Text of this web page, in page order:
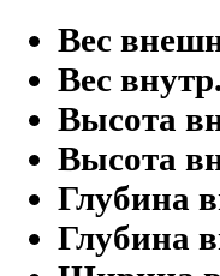
Вес
Вес
Высота
Высота
Глубина
Глубина